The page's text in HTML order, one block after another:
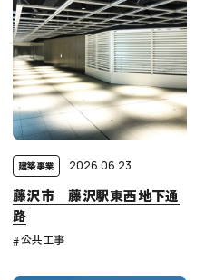
建築事業 2026.06.23
藤沢市 藤沢駅東西地下通
路
公共工事